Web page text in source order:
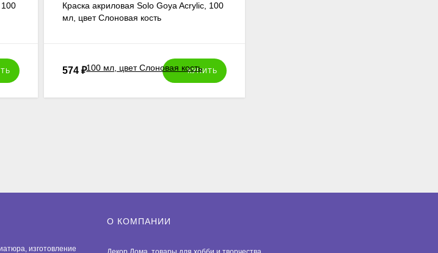
100
Краска акриловая Solo Goya Acrylic, 100
мл, цвет Слоновая кость
574 ₽ КУПИТЬ
изготовление
О КОМПАНИИ